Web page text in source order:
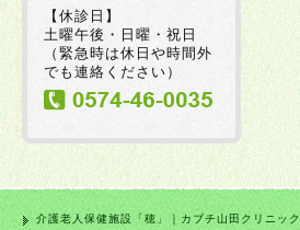
【休診日】
土曜午後・日曜・祝日
（緊急時は休日や時間外
でも連絡ください）
介護老人保健施設「穂」｜カブチ山田クリニック